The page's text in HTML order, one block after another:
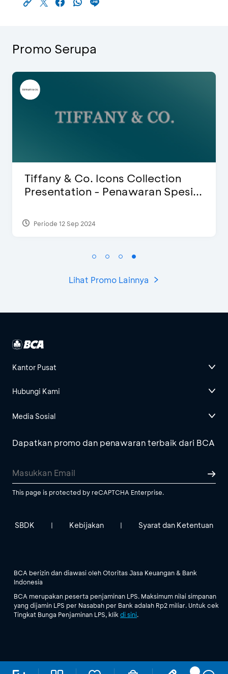
Promo Serupa
Blink Beauty Clinic - Diskon 25% &
Special Bonus
Periode 27 Mar 2025 - 31 Agt 2026
Lihat Promo Lainnya
Kantor Pusat
Hubungi Kami
Media Sosial
Dapatkan promo dan penawaran terbaik dari BCA
This page is protected by reCAPTCHA Enterprise.
SBDK | Kebijakan | Syarat dan Ketentuan
BCA berizin dan diawasi oleh Otoritas Jasa Keuangan & Bank
Indonesia
BCA merupakan peserta penjaminan LPS. Maksimum nilai simpanan
yang dijamin LPS per Nasabah per Bank adalah Rp2 miliar. Untuk cek
Tingkat Bunga Penjaminan LPS, klik di sini.